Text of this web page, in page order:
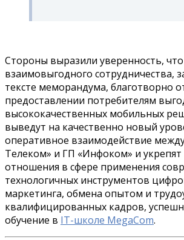
Стороны выразили уверенность,
взаимовыгодного сотрудничества,
тексте меморандума, благотворно
предоставлении потребителям
высококачественных мобильных
выведут на качественно новый
оперативное взаимодействие
Телеком» и ГП «Инфоком» и укрепят
отношения в сфере применения
технологичных инструментов
маркетинга, обмена опытом и
квалифицированных кадров,
обучение в IT-школе MegaCom.